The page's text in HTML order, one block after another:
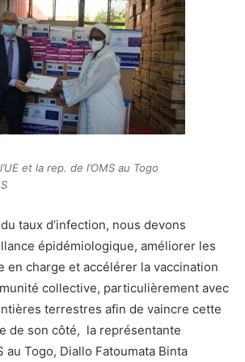
et la rep. de l’OMS au Togo
taux d’infection, nous devons
épidémiologique, améliorer les
en charge et accélérer la vaccination
collective, particulièrement avec
terrestres afin de vaincre cette
de son côté, la représentante
au Togo, Diallo Fatoumata Binta